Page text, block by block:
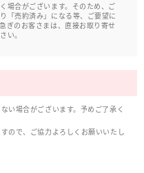
場合がございます。そのため、ご
「売約済み」になる等、ご要望に
ぎのお客さまは、直接お取り寄せ
い。
い場合がございます。予めご了承く
ので、ご協力よろしくお願いいたし